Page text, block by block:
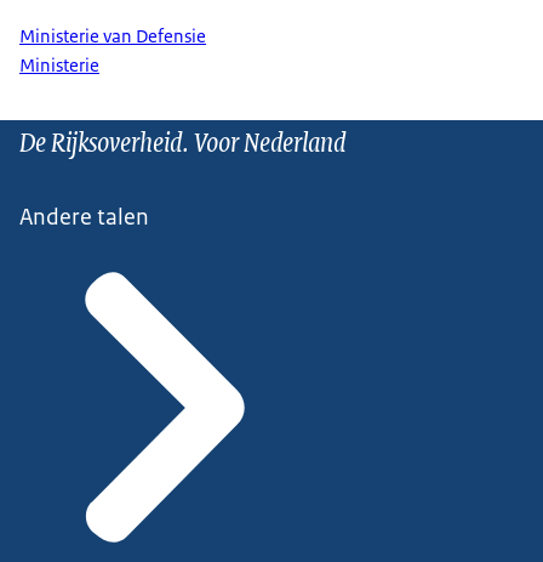
Ministerie van Defensie
Ministerie
De Rijksoverheid. Voor Nederland
Andere talen